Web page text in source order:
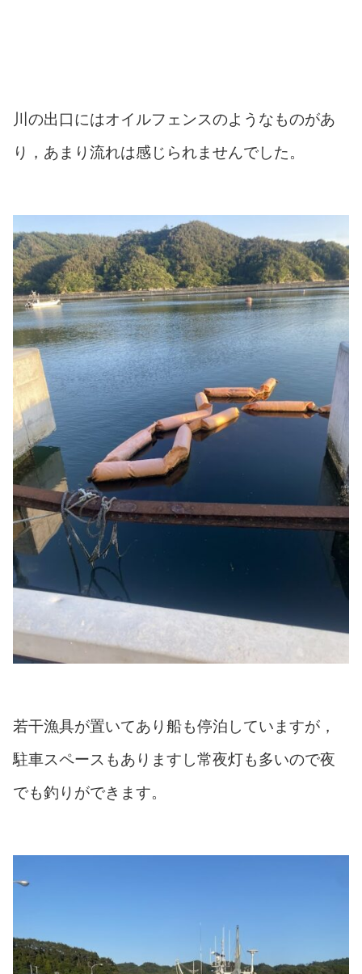
川の出口にはオイルフェンスのようなものがあ
り，あまり流れは感じられませんでした。
若干漁具が置いてあり船も停泊していますが，
駐車スペースもありますし常夜灯も多いので夜
でも釣りができます。